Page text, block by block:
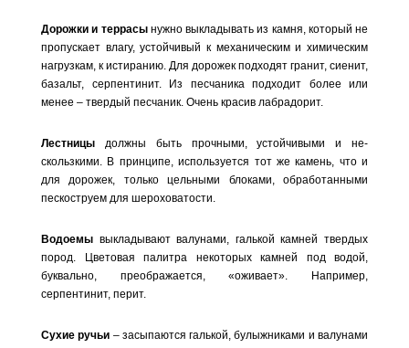
Дорожки и террасынужно выкладывать из камня, который не
пропускает влагу, устойчивый к механическим и химическим
нагрузкам, к истиранию. Для дорожек подходят гранит, сиенит,
базальт, серпентинит. Из песчаника подходит более или
менее – твердый песчаник. Очень красив лабрадорит.
Лестницы должны быть прочными, устойчивыми и не-
скользкими. В принципе, используется тот же камень, что и
для дорожек, только цельными блоками, обработанными
пескоструем для шероховатости.
Водоемы выкладывают валунами, галькой камней твердых
пород. Цветовая палитра некоторых камней под водой,
буквально, преображается, «оживает». Например,
серпентинит, перит.
Сухие ручьи – засыпаются галькой, булыжниками и валунами